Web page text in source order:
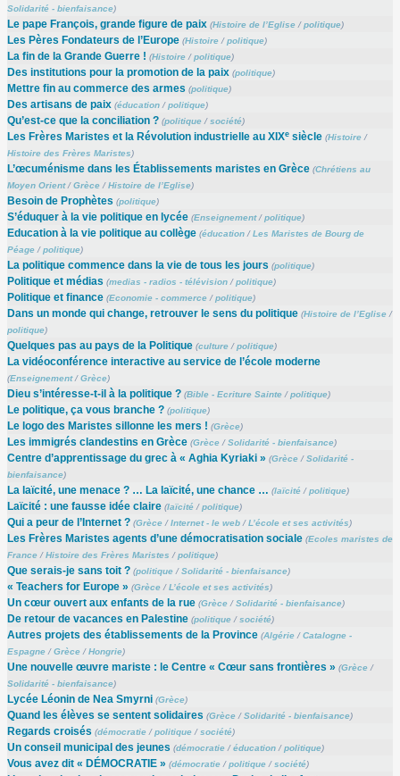
Solidarité - bienfaisance)
Le pape François, grande figure de paix (Histoire de l’Eglise/politique)
Les Pères Fondateurs de l’Europe (Histoire/politique)
La fin de la Grande Guerre ! (Histoire/politique)
Des institutions pour la promotion de la paix (politique)
Mettre fin au commerce des armes (politique)
Des artisans de paix (éducation/politique)
Qu’est-ce que la conciliation ? (politique/société)
Les Frères Maristes et la Révolution industrielle au XIXesiècle (Histoire/
Histoire des Frères Maristes)
L’œcuménisme dans les Établissements maristes en Grèce (Chrétiens au
Moyen Orient/Grèce/Histoire de l’Eglise)
Besoin de Prophètes (politique)
S’éduquer à la vie politique en lycée (Enseignement/politique)
Education à la vie politique au collège (éducation/Les Maristes de Bourg de
Péage/politique)
La politique commence dans la vie de tous les jours (politique)
Politique et médias (medias - radios - télévision/politique)
Politique et finance (Economie - commerce/politique)
Dans un monde qui change, retrouver le sens du politique (Histoire de l’Eglise/
politique)
Quelques pas au pays de la Politique (culture/politique)
La vidéoconférence interactive au service de l’école moderne
(Enseignement/Grèce)
Dieu s’intéresse-t-il à la politique ? (Bible - Ecriture Sainte/politique)
Le politique, ça vous branche ? (politique)
Le logo des Maristes sillonne les mers ! (Grèce)
Les immigrés clandestins en Grèce (Grèce/Solidarité - bienfaisance)
Centre d’apprentissage du grec à « Aghia Kyriaki » (Grèce/Solidarité -
bienfaisance)
La laïcité, une menace ? … La laïcité, une chance … (laïcité/politique)
Laïcité : une fausse idée claire (laïcité/politique)
Qui a peur de l’Internet ? (Grèce/Internet - le web/L’école et ses activités)
Les Frères Maristes agents d’une démocratisation sociale (Ecoles maristes de
France/Histoire des Frères Maristes /politique)
Que serais-je sans toit ? (politique/Solidarité - bienfaisance)
« Teachers for Europe » (Grèce/L’école et ses activités)
Un cœur ouvert aux enfants de la rue (Grèce/Solidarité - bienfaisance)
De retour de vacances en Palestine (politique/société)
Autres projets des établissements de la Province (Algérie/Catalogne -
Espagne/Grèce/Hongrie)
Une nouvelle œuvre mariste : le Centre « Cœur sans frontières » (Grèce/
Solidarité - bienfaisance)
Lycée Léonin de Nea Smyrni (Grèce)
Quand les élèves se sentent solidaires (Grèce/Solidarité - bienfaisance)
Regards croisés (démocratie/politique/société)
Un conseil municipal des jeunes (démocratie/éducation/politique)
Vous avez dit « DÉMOCRATIE » (démocratie/politique/société)